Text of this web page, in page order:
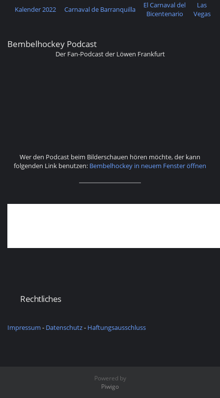
Kalender 2022
Carnaval de Barranquilla
El Carnaval del
Bicentenario
Las
Vegas
Bembelhockey Podcast
Der Fan-Podcast der Löwen Frankfurt
Wer den Podcast beim Bilderschauen hören möchte, der kann
folgenden Link benutzen: Bembelhockey in neuem Fenster öffnen
Rechtliches
Impressum - Datenschutz- Haftungsausschluss
Powered by
Piwigo